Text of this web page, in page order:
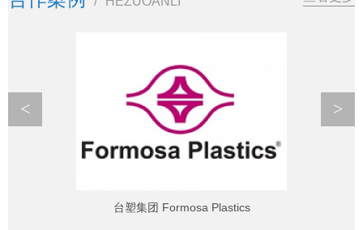
台塑集团 Formosa Plastics
< >